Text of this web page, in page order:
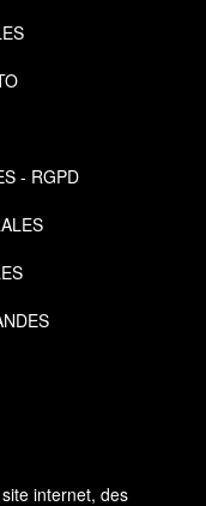
internet, des
- RGPD